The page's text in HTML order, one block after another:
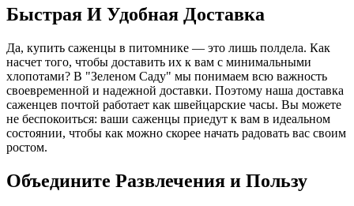
Быстрая И Удобная Доставка
Да, купить саженцы в питомнике — это лишь полдела. Как
насчет того, чтобы доставить их к вам с минимальными
хлопотами? В "Зеленом Саду" мы понимаем всю важность
своевременной и надежной доставки. Поэтому наша доставка
саженцев почтой работает как швейцарские часы. Вы можете
не беспокоиться: ваши саженцы приедут к вам в идеальном
состоянии, чтобы как можно скорее начать радовать вас своим
ростом.
Объедините Развлечения и Пользу